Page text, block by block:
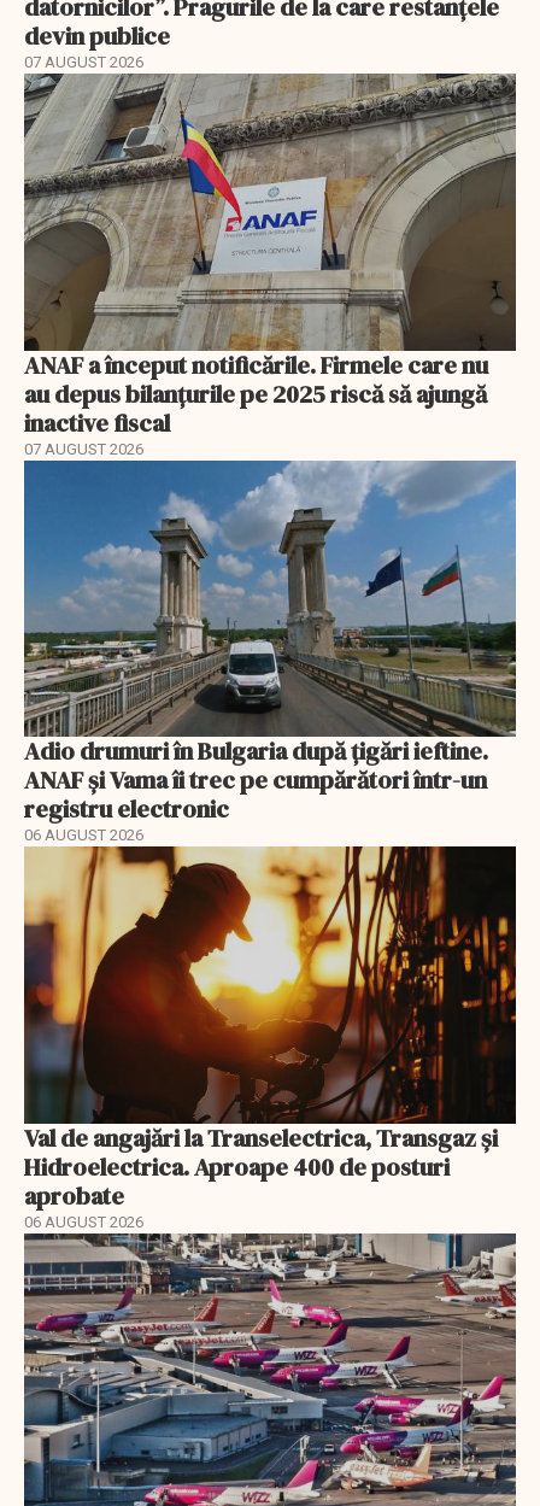
datornicilor”. Pragurile de la care restanțele
devin publice
07 AUGUST 2026
ANAF a început notificările. Firmele care nu
au depus bilanțurile pe 2025 riscă să ajungă
inactive fiscal
07 AUGUST 2026
Adio drumuri în Bulgaria după țigări ieftine.
ANAF și Vama îi trec pe cumpărători într-un
registru electronic
06 AUGUST 2026
Val de angajări la Transelectrica, Transgaz și
Hidroelectrica. Aproape 400 de posturi
aprobate
06 AUGUST 2026